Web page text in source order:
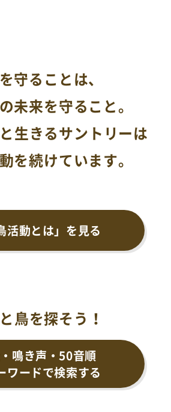
守ることは、
未来を守ること。
生きるサントリーは
を続けています。
活動とは」を見る
鳥を探そう！
鳴き声・50音順
ワードで検索する